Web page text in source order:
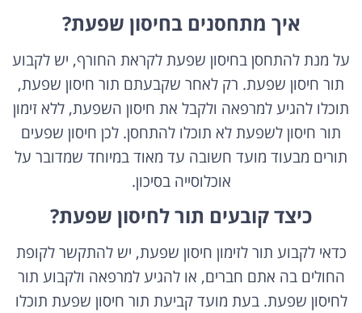
איך מתחסנים בחיסון שפעת?
על מנת להתחסן בחיסון שפעת לקראת החורף, יש לקבוע
תור חיסון שפעת. רק לאחר שקבעתם תור חיסון שפעת,
תוכלו להגיע למרפאה ולקבל את חיסון השפעת, ללא זימון
תור חיסון לשפעת לא תוכלו להתחסן. לכן חיסון שפעים
תורים מבעוד מועד חשובה עד מאוד במיוחד שמדובר על
אוכלוסייה בסיכון.
כיצד קובעים תור לחיסון שפעת?
כדאי לקבוע תור לזימון חיסון שפעת, יש להתקשר לקופת
החולים בה אתם חברים, או להגיע למרפאה ולקבוע תור
לחיסון שפעת. בעת מועד קביעת תור חיסון שפעת תוכלו